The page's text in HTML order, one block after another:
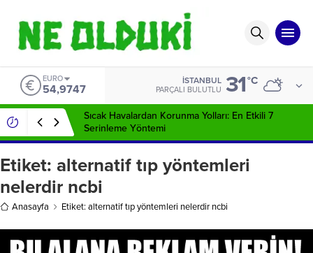
EURO
54,9747
İSTANBUL
PARÇALI BULUTLU 31°C
Sıcak Havalardan Korunma Yolları: En Etkili 7
Serinleme Yöntemi
Etiket: alternatif tıp yöntemleri
nelerdir ncbi
Anasayfa Etiket: alternatif tıp yöntemleri nelerdir ncbi